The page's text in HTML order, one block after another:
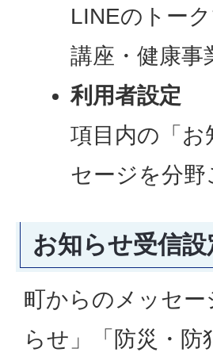
LINEのトー
講座・健康事
利用者設定
項目内の「
セージを分
お知らせ受信設
町からのメッセ
らせ」「防災・